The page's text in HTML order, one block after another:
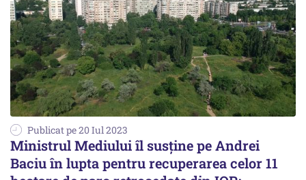
Publicat pe 20 Iul 2023
Ministrul Mediului îl susține pe Andrei
Baciu în lupta pentru recuperarea celor 11